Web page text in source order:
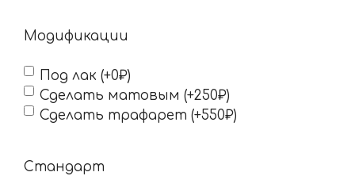
Модификации
Под лак (+0₽)
Сделать матовым (+250₽)
Сделать трафарет (+550₽)
Стандарт